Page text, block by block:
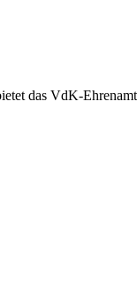
das VdK-